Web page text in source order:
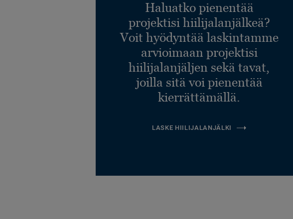
Haluatko pienentää
projektisi hiilijalanjälkeä?
Voit hyödyntää laskintamme
arvioimaan projektisi
hiilijalanjäljen sekä tavat,
joilla sitä voi pienentää
kierrättämällä.
LASKE HIILIJALANJÄLKI